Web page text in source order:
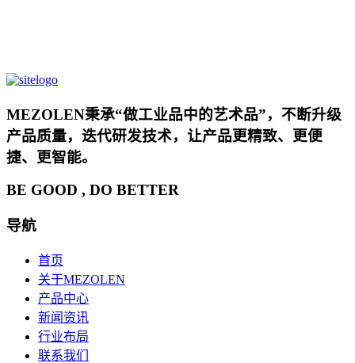
MEZOLEN秉承“做工业品中的艺术品”，不断升级
产品质量，迭代研发技术，让产品更精致、更便
捷、更智能。
BE GOOD , DO BETTER
导航
首页
关于MEZOLEN
产品中心
新闻资讯
行业布局
联系我们